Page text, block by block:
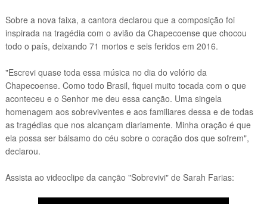
Sobre a nova faixa, a cantora declarou que a composição foi
inspirada na tragédia com o avião da Chapecoense que chocou
todo o país, deixando 71 mortos e seis feridos em 2016.
"Escrevi quase toda essa música no dia do velório da
Chapecoense. Como todo Brasil, fiquei muito tocada com o que
aconteceu e o Senhor me deu essa canção. Uma singela
homenagem aos sobreviventes e aos familiares dessa e de todas
as tragédias que nos alcançam diariamente. Minha oração é que
ela possa ser bálsamo do céu sobre o coração dos que sofrem",
declarou.
Assista ao videoclipe da canção "Sobrevivi" de Sarah Farias: